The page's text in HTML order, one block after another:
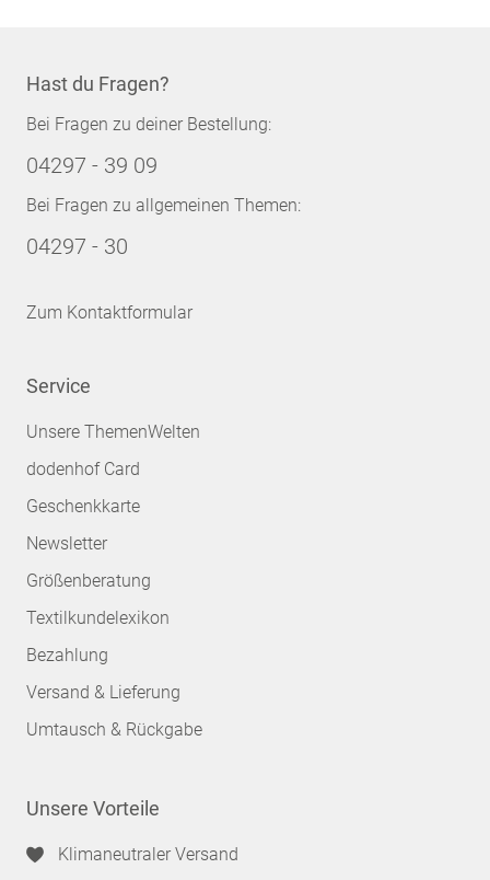
Hast du Fragen?
Bei Fragen zu deiner Bestellung:
04297 - 39 09
Bei Fragen zu allgemeinen Themen:
04297 - 30
Zum Kontaktformular
Service
Unsere ThemenWelten
dodenhof Card
Geschenkkarte
Newsletter
Größenberatung
Textilkundelexikon
Bezahlung
Versand & Lieferung
Umtausch & Rückgabe
Unsere Vorteile
Klimaneutraler Versand